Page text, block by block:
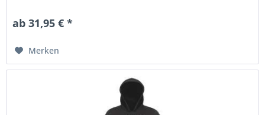
ab 31,95 € *
Merken